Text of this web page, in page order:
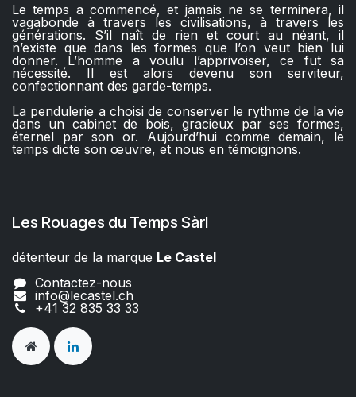
Le temps a commencé, et jamais ne se terminera, il
vagabonde à travers les civilisations, à travers les
générations. S’il naît de rien et court au néant, il
n’existe que dans les formes que l’on veut bien lui
donner. L’homme a voulu l’apprivoiser, ce fut sa
nécessité. Il est alors devenu son serviteur,
confectionnant des garde-temps.
La pendulerie a choisi de conserver le rythme de la vie
dans un cabinet de bois, gracieux par ses formes,
éternel par son or. Aujourd’hui comme demain, le
temps dicte son œuvre, et nous en témoignons.
Les Rouages du Temps Sàrl
détenteur de la marque Le Castel​​
Contactez-nous
info@lecastel.ch
+41 32 835 33 33